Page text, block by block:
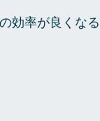
効率が良くな